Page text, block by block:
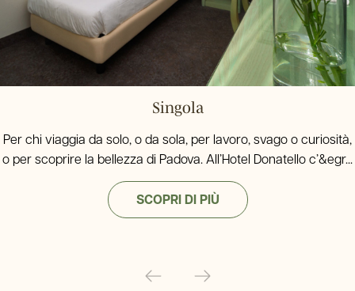
Singola
Per chi viaggia da solo, o da sola, per lavoro, svago o curiosità,
o per scoprire la bellezza di Padova. All’Hotel Donatello c’&egr...
SCOPRI DI PIÙ